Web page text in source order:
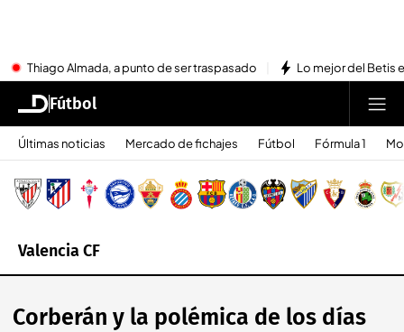
Thiago Almada, a punto de ser traspasado Lo mejor del Betis
Fútbol
Últimas noticias Mercado de fichajes Fútbol Fórmula 1
Valencia CF
Corberán y la polémica de los días